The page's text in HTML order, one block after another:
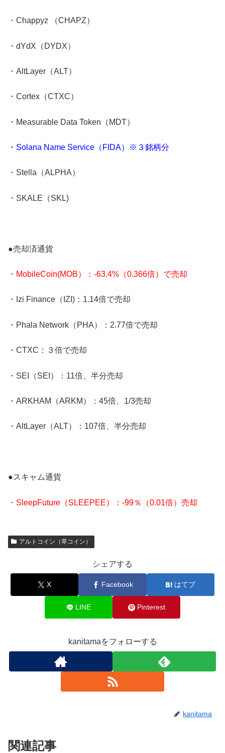
・Chappyz （CHAPZ）
・dYdX（DYDX）
・AltLayer（ALT）
・Cortex（CTXC）
・Measurable Data Token（MDT）
・Solana Name Service（FIDA）※３銘柄分
・ Stella（ALPHA）
・SKALE（SKL)
●売却済通貨
・MobileCoin(MOB）：-63.4%（0.366倍）で売却
・Izi Finance（IZI)：1.14倍で売却
・Phala Network（PHA）：2.77倍で売却
・CTXC：３倍で売却
・SEI（SEI）：11倍、半分売却
・ARKHAM（ARKM）：45倍、1/3売却
・AltLayer（ALT）：107倍、半分売却
●スキャム通貨
・SleepFuture（SLEEPEE）：-99％（0.01倍）売却
アルトコイン（草コイン）
シェアする
X Facebook はてブ
LINE Pinterest
kanitamaをフォローする
kanitama
関連記事